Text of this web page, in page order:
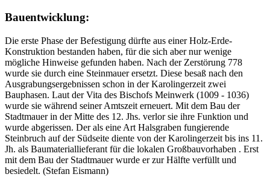
Bauentwicklung:
Die erste Phase der Befestigung dürfte aus einer Holz-Erde-
Konstruktion bestanden haben, für die sich aber nur wenige
mögliche Hinweise gefunden haben. Nach der Zerstörung 778
wurde sie durch eine Steinmauer ersetzt. Diese besaß nach den
Ausgrabungsergebnissen schon in der Karolingerzeit zwei
Bauphasen. Laut der Vita des Bischofs Meinwerk (1009 - 1036)
wurde sie während seiner Amtszeit erneuert. Mit dem Bau der
Stadtmauer in der Mitte des 12. Jhs. verlor sie ihre Funktion und
wurde abgerissen. Der als eine Art Halsgraben fungierende
Steinbruch auf der Südseite diente von der Karolingerzeit bis ins 11.
Jh. als Baumateriallieferant für die lokalen Großbauvorhaben . Erst
mit dem Bau der Stadtmauer wurde er zur Hälfte verfüllt und
besiedelt. (Stefan Eismann)